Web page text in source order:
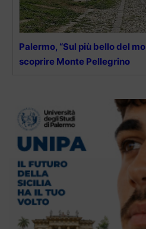
Palermo, “Sul più bello del
scoprire Monte Pellegrino